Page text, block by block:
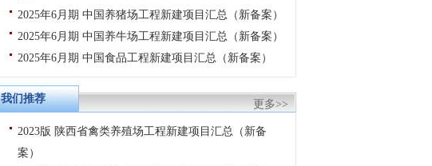
2025年6月期 中国养猪场工程新建项目汇总（新备案）
2025年6月期 中国养牛场工程新建项目汇总（新备案）
2025年6月期 中国食品工程新建项目汇总（新备案）
更多>>
我们推荐
2023版 陕西省禽类养殖场工程新建项目汇总（新备
案）